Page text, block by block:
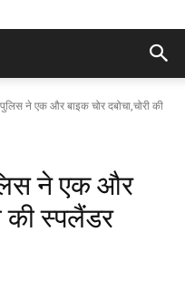
ने एक और बाइक चोर दबोचा,चोरी की
ने एक और
की स्पलैंडर